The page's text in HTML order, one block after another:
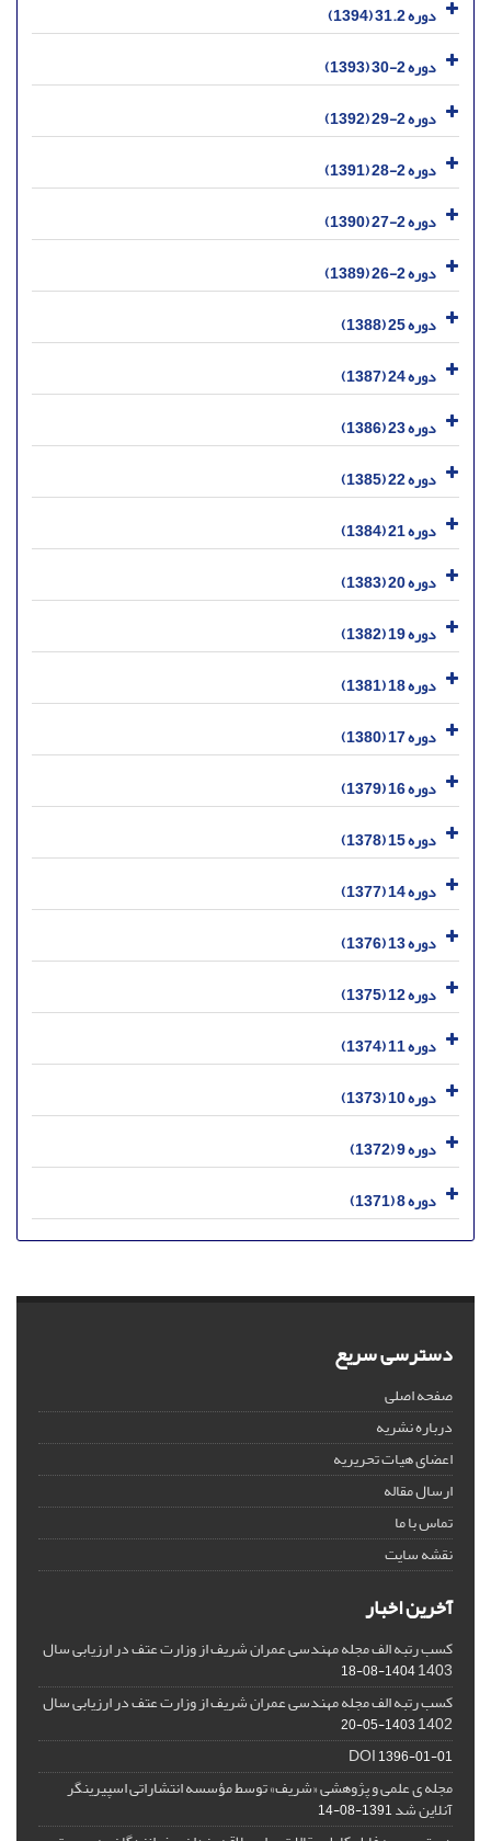
دوره 31.2 (1394)
دوره 2-30 (1393)
دوره 2-29 (1392)
دوره 2-28 (1391)
دوره 2-27 (1390)
دوره 2-26 (1389)
دوره 25 (1388)
دوره 24 (1387)
دوره 23 (1386)
دوره 22 (1385)
دوره 21 (1384)
دوره 20 (1383)
دوره 19 (1382)
دوره 18 (1381)
دوره 17 (1380)
دوره 16 (1379)
دوره 15 (1378)
دوره 14 (1377)
دوره 13 (1376)
دوره 12 (1375)
دوره 11 (1374)
دوره 10 (1373)
دوره 9 (1372)
دوره 8 (1371)
دسترسی سریع
صفحه اصلی
درباره نشریه
اعضای هیات تحریریه
ارسال مقاله
تماس با ما
نقشه سایت
آخرین اخبار
کسب رتبه الف مجله مهندسی عمران شریف از وزارت عتف در ارزیابی سال
1403
1404-08-18
کسب رتبه الف مجله مهندسی عمران شریف از وزارت عتف در ارزیابی سال
1402
1403-05-20
DOI1396-01-01
مجله ی علمی و پژوهشی «شریف» توسط مؤسسه انتشاراتی اسپیرینگر
آنلاین شد1391-08-14